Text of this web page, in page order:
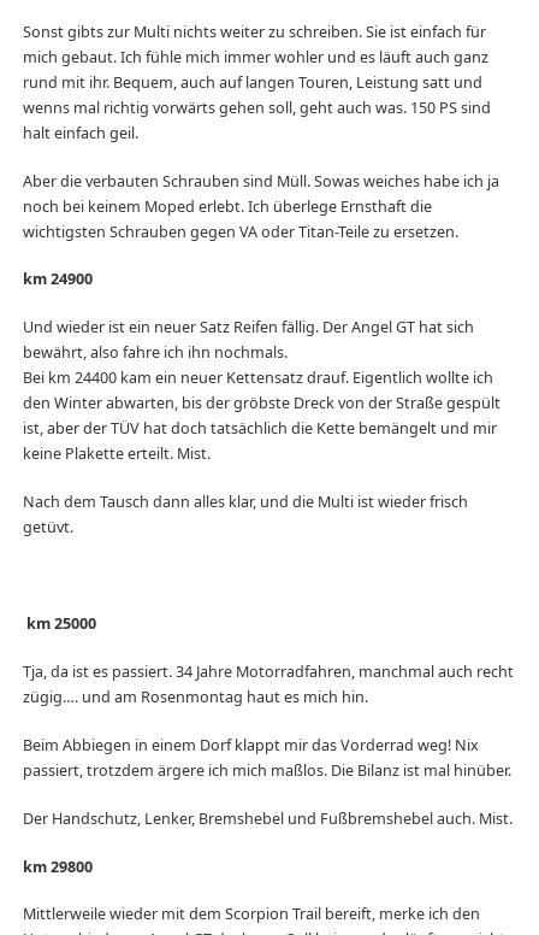
Sonst gibts zur Multi nichts weiter zu schreiben. Sie ist einfach für
mich gebaut. Ich fühle mich immer wohler und es läuft auch ganz
rund mit ihr. Bequem, auch auf langen Touren, Leistung satt und
wenns mal richtig vorwärts gehen soll, geht auch was. 150 PS sind
halt einfach geil.
Aber die verbauten Schrauben sind Müll. Sowas weiches habe ich ja
noch bei keinem Moped erlebt. Ich überlege Ernsthaft die
wichtigsten Schrauben gegen VA oder Titan-Teile zu ersetzen.
km 24900
Und wieder ist ein neuer Satz Reifen fällig. Der Angel GT hat sich
bewährt, also fahre ich ihn nochmals.
Bei km 24400 kam ein neuer Kettensatz drauf. Eigentlich wollte ich
den Winter abwarten, bis der gröbste Dreck von der Straße gespült
ist, aber der TÜV hat doch tatsächlich die Kette bemängelt und mir
keine Plakette erteilt. Mist.
Nach dem Tausch dann alles klar, und die Multi ist wieder frisch
getüvt.
km 25000
Tja, da ist es passiert. 34 Jahre Motorradfahren, manchmal auch recht
zügig…. und am Rosenmontag haut es mich hin.
Beim Abbiegen in einem Dorf klappt mir das Vorderrad weg! Nix
passiert, trotzdem ärgere ich mich maßlos. Die Bilanz ist mal hinüber.
Der Handschutz, Lenker, Bremshebel und Fußbremshebel auch. Mist.
km 29800
Mittlerweile wieder mit dem Scorpion Trail bereift, merke ich den